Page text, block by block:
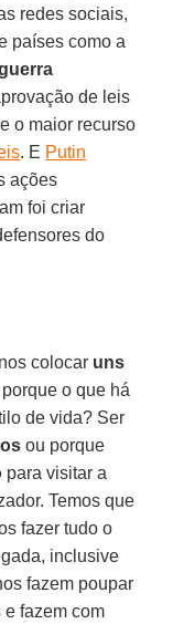
redes sociais,
países como a
de leis
o maior recurso
. E Putin
ações
foi criar
do
colocar uns
o que há
de vida? Ser
ou porque
para visitar a
Temos que
fazer tudo o
inclusive
fazem poupar
fazem com